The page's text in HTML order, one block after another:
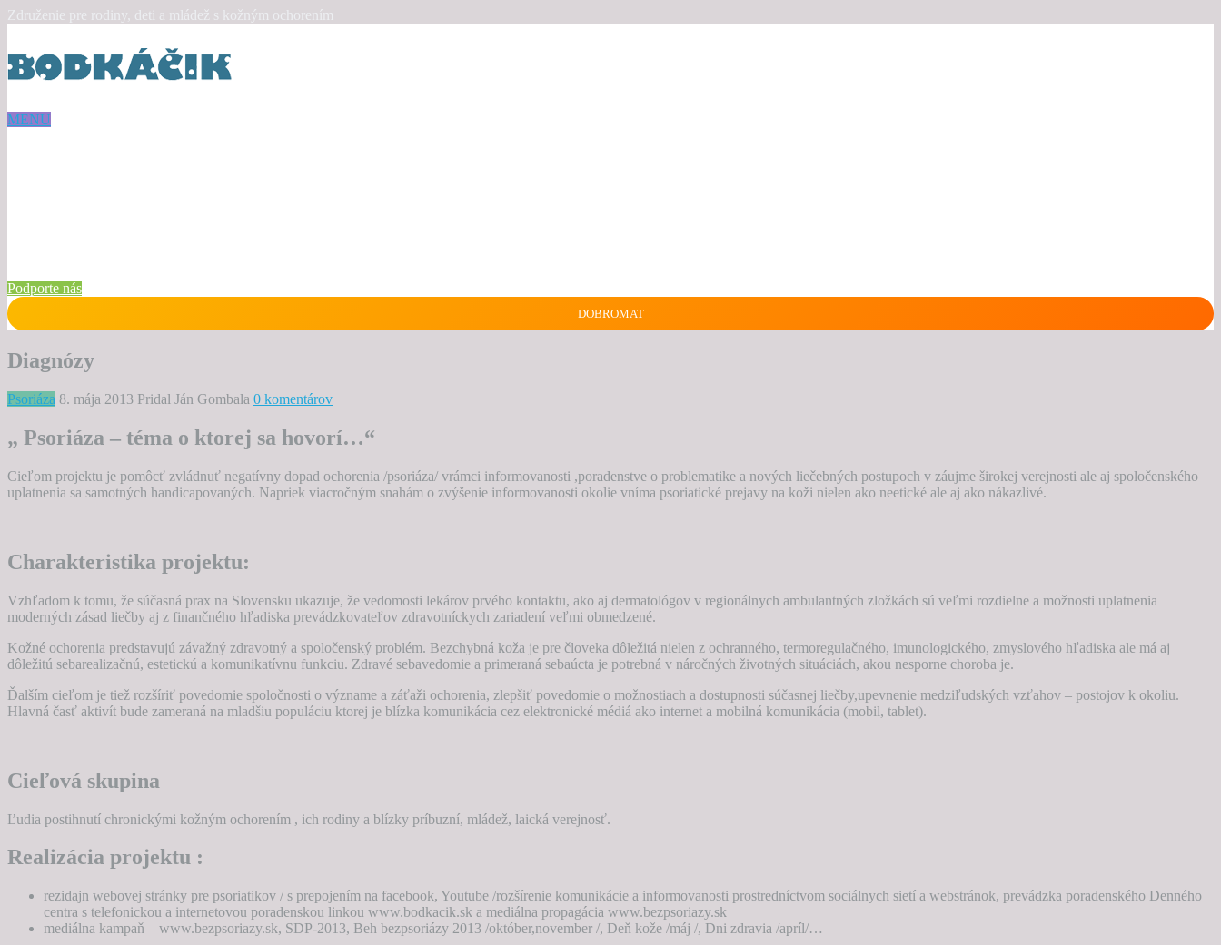
Združenie pre rodiny, deti a mládež s kožným ochorením
MENU
Podporte nás
DOBROMAT
Diagnózy
Psoriáza 8. mája 2013 Pridal Ján Gombala 0 komentárov
„ Psoriáza – téma o ktorej sa hovorí…“
Cieľom projektu je pomôcť zvládnuť negatívny dopad ochorenia /psoriáza/ vrámci informovanosti ,poradenstve o problematike a nových liečebných postupoch v záujme širokej verejnosti ale aj spoločenského
uplatnenia sa samotných handicapovaných. Napriek viacročným snahám o zvýšenie informovanosti okolie vníma psoriatické prejavy na koži nielen ako neetické ale aj ako nákazlivé.
Charakteristika projektu:
Vzhľadom k tomu, že súčasná prax na Slovensku ukazuje, že vedomosti lekárov prvého kontaktu, ako aj dermatológov v regionálnych ambulantných zložkách sú veľmi rozdielne a možnosti uplatnenia
moderných zásad liečby aj z finančného hľadiska prevádzkovateľov zdravotníckych zariadení veľmi obmedzené.
Kožné ochorenia predstavujú závažný zdravotný a spoločenský problém. Bezchybná koža je pre človeka dôležitá nielen z ochranného, termoregulačného, imunologického, zmyslového hľadiska ale má aj
dôležitú sebarealizačnú, estetickú a komunikatívnu funkciu. Zdravé sebavedomie a primeraná sebaúcta je potrebná v náročných životných situáciách, akou nesporne choroba je.
Ďalším cieľom je tiež rozšíriť povedomie spoločnosti o význame a záťaži ochorenia, zlepšiť povedomie o možnostiach a dostupnosti súčasnej liečby,upevnenie medziľudských vzťahov – postojov k okoliu.
Hlavná časť aktivít bude zameraná na mladšiu populáciu ktorej je blízka komunikácia cez elektronické médiá ako internet a mobilná komunikácia (mobil, tablet).
Cieľová skupina
Ľudia postihnutí chronickými kožným ochorením , ich rodiny a blízky príbuzní, mládež, laická verejnosť.
Realizácia projektu :
rezidajn webovej stránky pre psoriatikov / s prepojením na facebook, Youtube /rozšírenie komunikácie a informovanosti prostredníctvom sociálnych sietí a webstránok, prevádzka poradenského Denného
centra s telefonickou a internetovou poradenskou linkou www.bodkacik.sk a mediálna propagácia www.bezpsoriazy.sk
mediálna kampaň – www.bezpsoriazy.sk, SDP-2013, Beh bezpsoriázy 2013 /október,november /, Deň kože /máj /, Dni zdravia /apríl/…